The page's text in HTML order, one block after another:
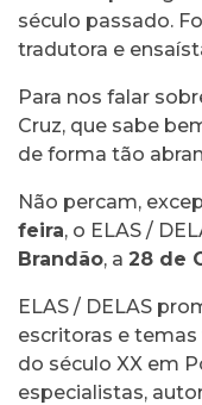
século passado.
tradutora e
Para nos falar
Cruz, que sabe
de forma tão
Não percam,
feira, o ELAS /
Brandão, a 28 de
ELAS / DELAS
escritoras e
do século XX em
especialistas,